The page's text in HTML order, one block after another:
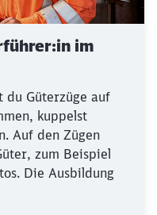
im
du Güterzüge auf
kuppelst
Auf den Zügen
zum Beispiel
Die Ausbildung